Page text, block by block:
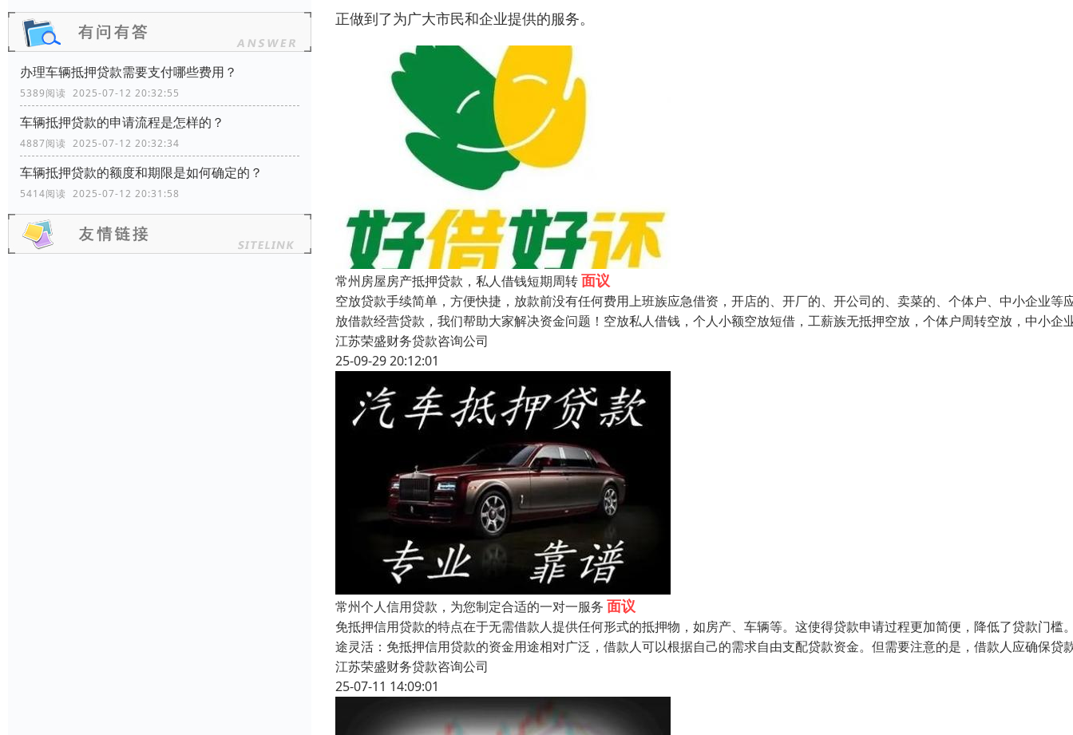
办理车辆抵押贷款需要支付哪些费用？
5389阅读 2025-07-12 20:32:55
车辆抵押贷款的申请流程是怎样的？
4887阅读 2025-07-12 20:32:34
车辆抵押贷款的额度和期限是如何确定的？
5414阅读 2025-07-12 20:31:58
正做到了为广大市民和企业提供的服务。
常州房屋房产抵押贷款，私人借钱短期周转面议
空放贷款手续简单，方便快捷，放款前没有任何费用上班族应急借资，开店的、开厂的、开公司的、卖菜的、个体户、中小企业等
放借款经营贷款，我们帮助大家解决资金问题！空放私人借钱，个人小额空放短借，工薪族无抵押空放，个体户周转空放，中小企
江苏荣盛财务贷款咨询公司
25-09-29 20:12:01
常州个人信用贷款，为您制定合适的一对一服务 面议
免抵押信用贷款的特点在于无需借款人提供任何形式的抵押物，如房产、车辆等。这使得贷款申请过程更加简便，降低了贷款门槛
途灵活：免抵押信用贷款的资金用途相对广泛，借款人可以根据自己的需求自由支配贷款资金。但需要注意的是，借款人应确保贷
江苏荣盛财务贷款咨询公司
25-07-11 14:09:01